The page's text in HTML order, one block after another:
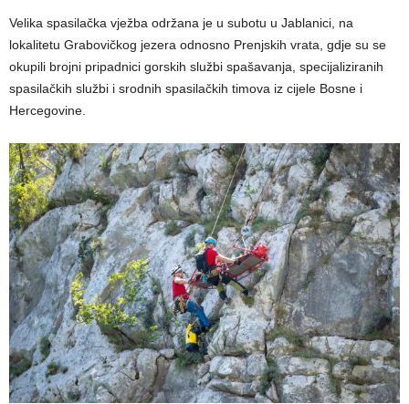
Velika spasilačka vježba održana je u subotu u Jablanici, na
lokalitetu Grabovičkog jezera odnosno Prenjskih vrata, gdje su se
okupili brojni pripadnici gorskih službi spašavanja, specijaliziranih
spasilačkih službi i srodnih spasilačkih timova iz cijele Bosne i
Hercegovine.